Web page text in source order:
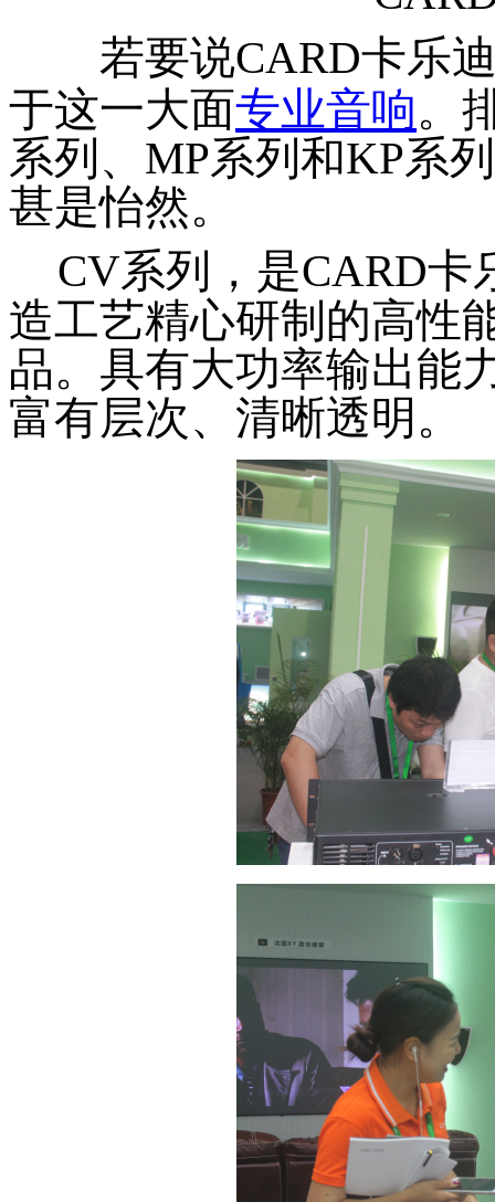
若要说CARD卡乐
于这一大面专业音响。
系列、MP系列和KP系
甚是怡然。
CV系列，是CARD卡
造工艺精心研制的高性
品。具有大功率输出能
富有层次、清晰透明。